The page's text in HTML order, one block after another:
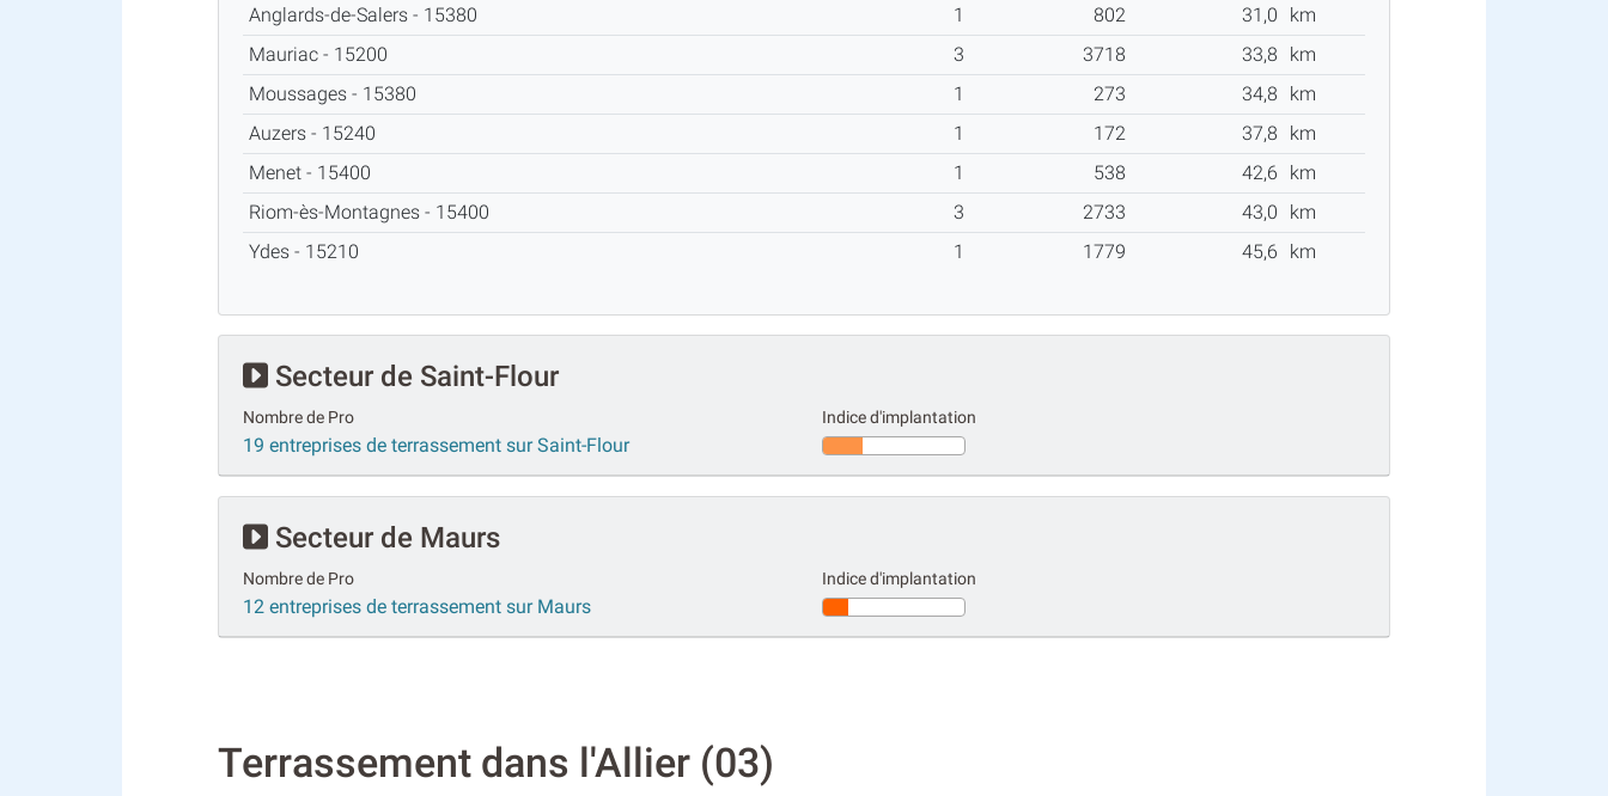
Anglards-de-Salers - 15380
1 802 31,0
km
Mauriac - 15200
3 3718 33,8
km
Moussages - 15380
1 273 34,8
km
Auzers - 15240
1 172 37,8
km
Menet - 15400
1 538 42,6
km
Riom-ès-Montagnes - 15400
3 2733 43,0
km
Ydes - 15210
1 1779 45,6 km
Secteur de Saint-Flour
Nombre de Pro
19 entreprises de terrassement sur Saint-Flour
Indice d'implantation
Secteur de Maurs
Nombre de Pro
12 entreprises de terrassement sur Maurs
Indice d'implantation
Terrassement dans l'Allier (03)